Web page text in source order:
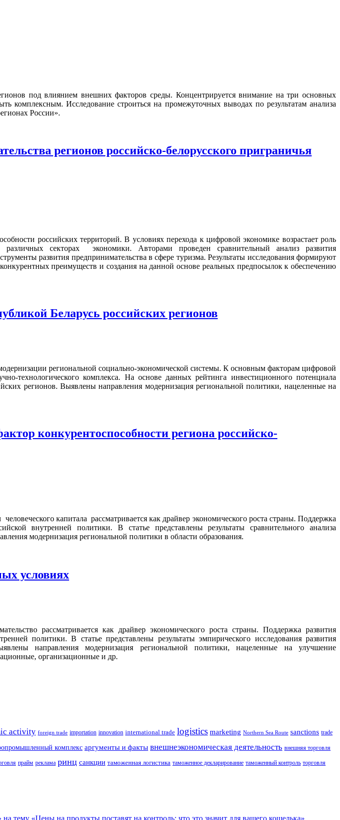
под влиянием внешних факторов среды. Концентрируется внимание на три основных
комплексным. Исследование строиться на промежуточных выводах по результатам анализа
России».
регионов российско-белорусского приграничья
российских территорий. В условиях перехода к цифровой экономике возрастает роль
различных секторах экономики. Авторами проведен сравнительный анализ развития
развития предпринимательства в сфере туризма. Результаты исследования формируют
преимуществ и создания на данной основе реальных предпосылок к обеспечению
Беларусь российских регионов
региональной социально-экономической системы. К основным факторам цифровой
технологического комплекса. На основе данных рейтинга инвестиционного потенциала
регионов. Выявлены направления модернизация региональной политики, нацеленные на
конкурентоспособности региона российско-
капитала рассматривается как драйвер экономического роста страны. Поддержка
внутренней политики. В статье представлены результаты сравнительного анализа
модернизация региональной политики в области образования.
условиях
рассматривается как драйвер экономического роста страны. Поддержка развития
политики. В статье представлены результаты эмпирического исследования развития
направления модернизация региональной политики, нацеленные на улучшение
организационные и др.
activity foreign trade importation innovation international trade logistics marketing Northern Sea Route sanctions trade
комплекс аргументы и факты внешнеэкономическая деятельность внешняя торговля
прайм реклама ринц санкции таможенная логистика таможенное декларирование таможенный контроль торговля
«Цены на продукты поставят на контроль: что это значит для вашего кошелька»